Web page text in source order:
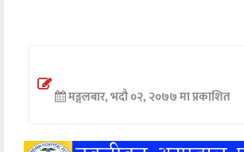
अन्तर्वार्ता
खेलकुद
मङ्गलबार, भदौ ०२, २०७७ मा प्रकाशित